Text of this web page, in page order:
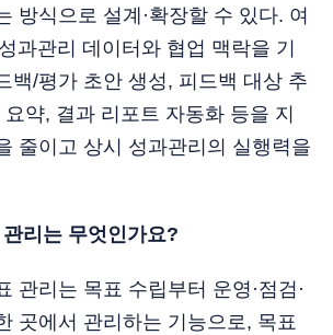
방식으로 설계·확장할 수 있다. 여
과관리 데이터와 협업 맥락을 기
백/평가 초안 생성, 피드백 대상 추
요약, 결과 리포트 자동화 등을 지
줄이고 상시 성과관리의 실행력을
리는 무엇인가요?
관리는 목표 수립부터 운영·점검·
곳에서 관리하는 기능으로, 목표